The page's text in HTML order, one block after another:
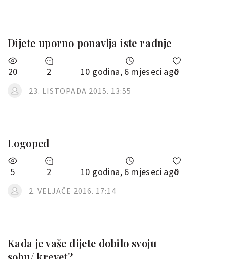
Dijete uporno ponavlja iste radnje
20 2 10 godina, 6 mjeseci ago
0
23. LISTOPADA 2015. 13:55
Logoped
5 2 10 godina, 6 mjeseci ago
0
2. VELJAČE 2016. 17:14
Kada je vaše dijete dobilo svoju